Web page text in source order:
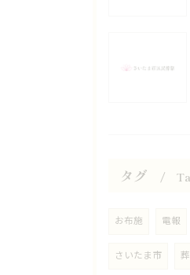
タグ
お布施 電報
さいたま市